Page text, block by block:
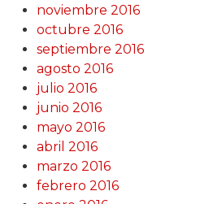
noviembre 2016
octubre 2016
septiembre 2016
agosto 2016
julio 2016
junio 2016
mayo 2016
abril 2016
marzo 2016
febrero 2016